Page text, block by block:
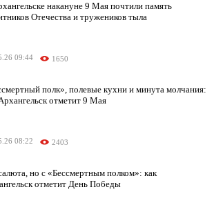
накануне 9 Мая почтили память
Отечества и тружеников тыла
09:44 1650
полк», полевые кухни и минута молчания:
отметит 9 Мая
08:22 2403
но с «Бессмертным полком»: как
отметит День Победы